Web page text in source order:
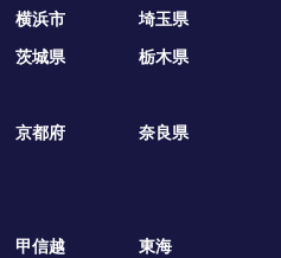
横浜市
埼玉県
茨城県 栃木県
京都府
奈良県
甲信越
東海